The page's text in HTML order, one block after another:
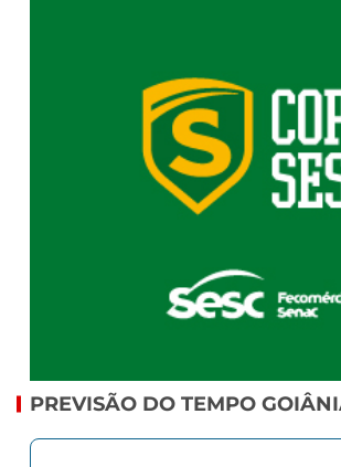
PREVISÃO DO TEMPO